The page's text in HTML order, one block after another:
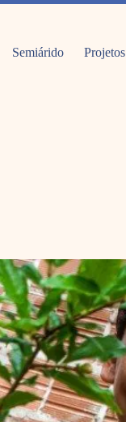
Semiárido Projetos